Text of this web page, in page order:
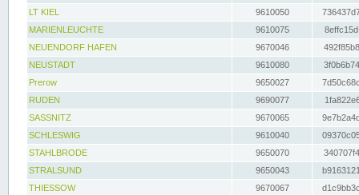
LT KIEL
9610050
MARIENLEUCHTE
9610075
NEUENDORF HAFEN
9670046
NEUSTADT
9610080
Prerow
9650027
RUDEN
9690077
SASSNITZ
9670065
SCHLESWIG
9610040
STAHLBRODE
9650070
STRALSUND
9650043
THIESSOW
9670067